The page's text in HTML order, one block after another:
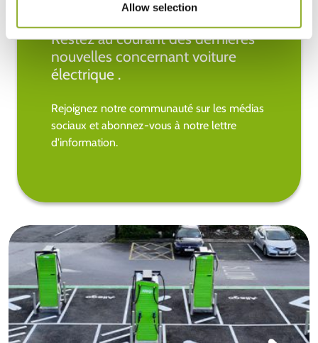
Allow selection
Restez au courant des dernières
nouvelles concernant voiture
électrique .
Rejoignez notre communauté sur les médias
sociaux et abonnez-vous à notre lettre
d'information.